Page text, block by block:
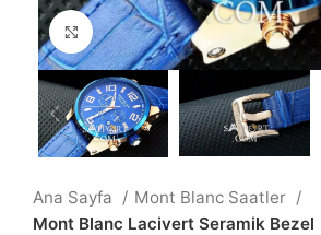
Büyütmek için tıklayın
Ana Sayfa
Mont Blanc Saatler
Mont Blanc Lacivert Seramik Bezel